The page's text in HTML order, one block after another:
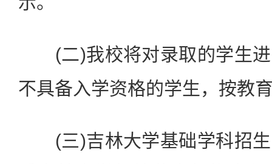
(二)我校将对录取的学生进
不具备入学资格的学生，按教
(三)吉林大学基础学科招生